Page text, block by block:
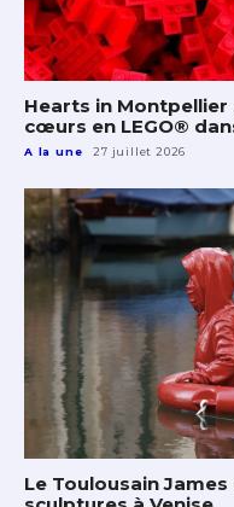
Hearts in Montpellier
cœurs en LEGO®
A la une 27 juillet 2026
Le Toulousain